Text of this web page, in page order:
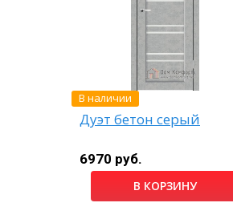
В наличии
Дуэт бетон серый
6970 руб.
В КОРЗИНУ